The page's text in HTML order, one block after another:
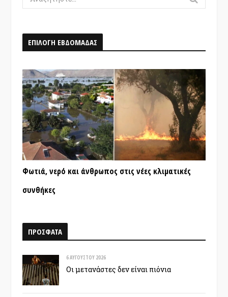
for:
ΕΠΙΛΟΓΗ ΕΒΔΟΜΑΔΑΣ
Φωτιά, νερό και άνθρωπος στις νέες κλιματικές
συνθήκες
ΠΡΟΣΦΑΤΑ
6 ΑΥΓΟΎΣΤΟΥ 2026
Οι μετανάστες δεν είναι πιόνια